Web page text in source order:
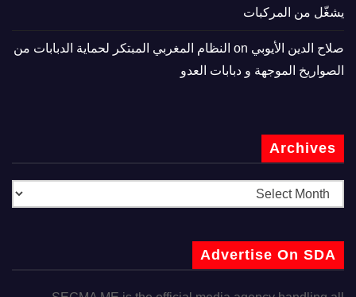
يشغّل من المركبات
صلاح الدين الأيوبي
النظام المغربي المبتكر لحماية الدبابات من
الصواريخ الموجهة و دبابات العدو
Archives
Advertise On SDA